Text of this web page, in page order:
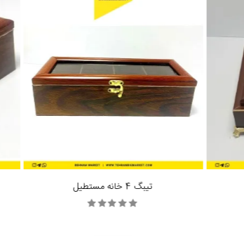
تیبگ 4 خانه مستطیل